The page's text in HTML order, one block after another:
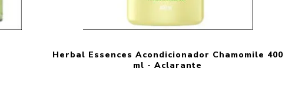
Herbal Essences Acondicionador Chamomile 400
ml - Aclarante